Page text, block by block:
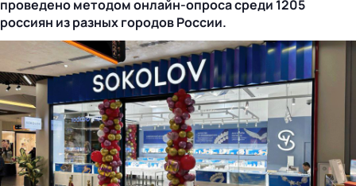
проведено методомонлайн-опросасреди 1205
россиян из разных городов России.